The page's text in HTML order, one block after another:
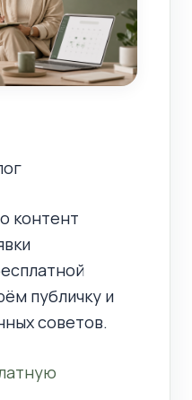
контент
публичку и
советов.